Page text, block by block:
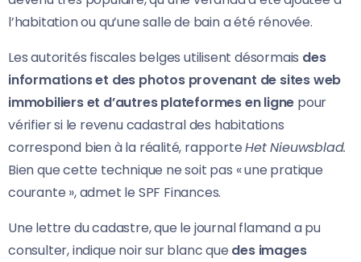
l’habitation ou qu’une salle de bain a été rénovée.
Les autorités fiscales belges utilisent désormais des
informations et des photos provenant de sites web
immobiliers et d’autres plateformes en ligne pour
vérifier si le revenu cadastral des habitations
correspond bien à la réalité, rapporteHet Nieuwsblad.
Bien que cette technique ne soit pas « une pratique
courante », admet le SPF Finances.
Une lettre du cadastre, que le journal flamand a pu
consulter, indique noir sur blanc que des images